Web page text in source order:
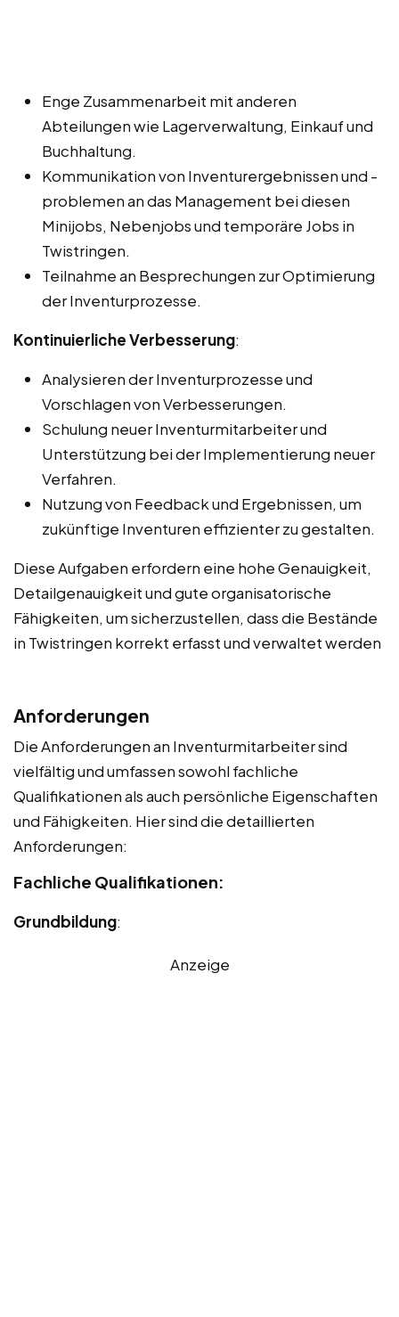
Enge Zusammenarbeit mit anderen
Abteilungen wie Lagerverwaltung, Einkauf und
Buchhaltung.
Kommunikation von Inventurergebnissen und -
problemen an das Management bei diesen
Minijobs, Nebenjobs und temporäre Jobs in
Twistringen.
Teilnahme an Besprechungen zur Optimierung
der Inventurprozesse.
Kontinuierliche Verbesserung:
Analysieren der Inventurprozesse und
Vorschlagen von Verbesserungen.
Schulung neuer Inventurmitarbeiter und
Unterstützung bei der Implementierung neuer
Verfahren.
Nutzung von Feedback und Ergebnissen, um
zukünftige Inventuren effizienter zu gestalten.
Diese Aufgaben erfordern eine hohe Genauigkeit,
Detailgenauigkeit und gute organisatorische
Fähigkeiten, um sicherzustellen, dass die Bestände
in Twistringen korrekt erfasst und verwaltet werden
Anforderungen
Die Anforderungen an Inventurmitarbeiter sind
vielfältig und umfassen sowohl fachliche
Qualifikationen als auch persönliche Eigenschaften
und Fähigkeiten. Hier sind die detaillierten
Anforderungen:
Fachliche Qualifikationen:
Grundbildung:
Anzeige